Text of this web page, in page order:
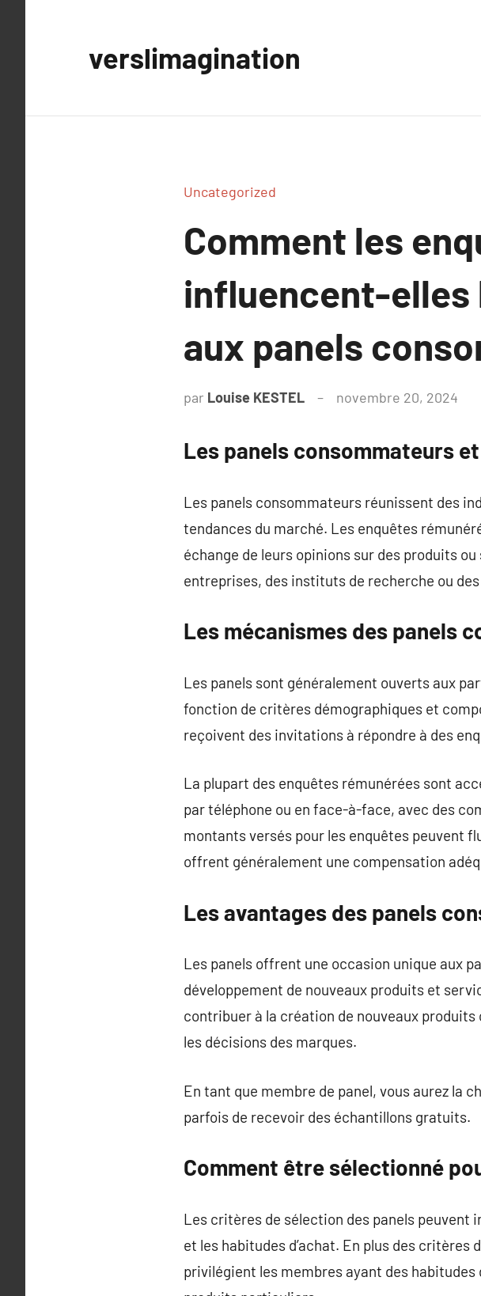
verslimagination
Uncategorized
Comment les
influencent-elles
aux panels
par Louise KESTEL novembre 20, 2024
Les panels consommateurs
Les panels consommateurs réunissent des
tendances du marché. Les enquêtes
échange de leurs opinions sur des produits
entreprises, des instituts de recherche ou
Les mécanismes des panels
Les panels sont généralement ouverts aux
fonction de critères démographiques et
reçoivent des invitations à répondre à des
La plupart des enquêtes rémunérées sont
par téléphone ou en face-à-face, avec des
montants versés pour les enquêtes peuvent
offrent généralement une compensation
Les avantages des panels
Les panels offrent une occasion unique aux
développement de nouveaux produits et
contribuer à la création de nouveaux
les décisions des marques.
En tant que membre de panel, vous aurez la
parfois de recevoir des échantillons gratuits.
Comment être sélectionné
Les critères de sélection des panels peuvent
et les habitudes d’achat. En plus des
privilégient les membres ayant des habitudes